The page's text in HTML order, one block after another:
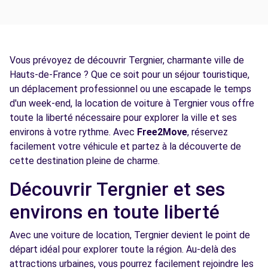
Vous prévoyez de découvrir Tergnier, charmante ville de
Hauts-de-France ? Que ce soit pour un séjour touristique,
un déplacement professionnel ou une escapade le temps
d'un week-end, la location de voiture à Tergnier vous offre
toute la liberté nécessaire pour explorer la ville et ses
environs à votre rythme. Avec Free2Move, réservez
facilement votre véhicule et partez à la découverte de
cette destination pleine de charme.
Découvrir Tergnier et ses
environs en toute liberté
Avec une voiture de location, Tergnier devient le point de
départ idéal pour explorer toute la région. Au-delà des
attractions urbaines, vous pourrez facilement rejoindre les